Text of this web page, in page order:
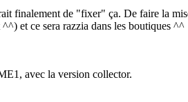
finalement de "fixer" ça. De faire la
et ce sera razzia dans les boutiques ^^
avec la version collector.